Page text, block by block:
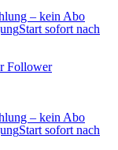
– kein Abo
Start sofort nach
Follower
– kein Abo
Start sofort nach